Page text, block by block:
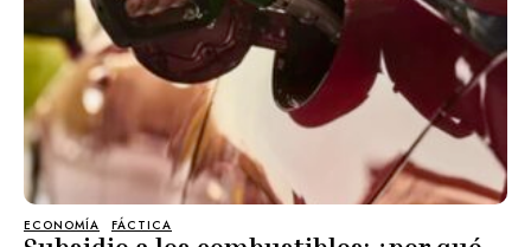
ECONOMÍA FÁCTICA